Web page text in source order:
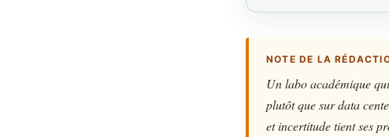
NOTE DE LA
Un labo académique
plutôt que sur data
et incertitude tient ses